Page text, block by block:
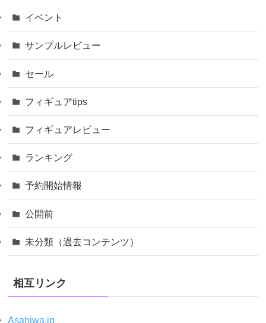
イベント
サンプルレビュー
セール
フィギュアtips
フィギュアレビュー
ランキング
予約開始情報
公開前
未分類（過去コンテンツ）
相互リンク
Asahiwa.jp